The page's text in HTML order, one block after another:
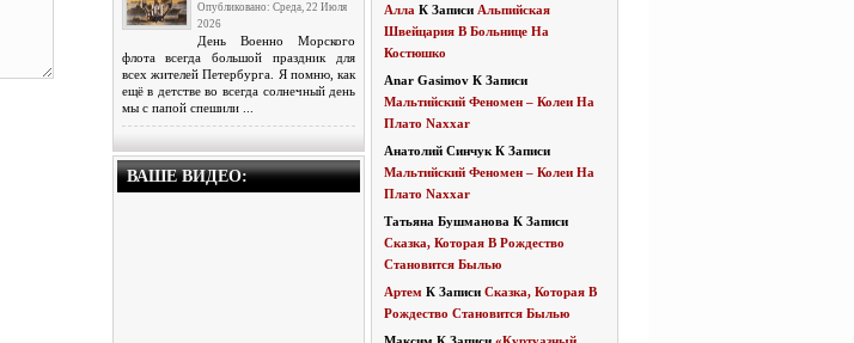
Опубликовано: Среда, 22 Июля
2026
День Военно Морского
флота всегда большой праздник для
всех жителей Петербурга. Я помню, как
ещё в детстве во всегда солнечный день
мы с папой спешили ...
ВАШЕ ВИДЕО:
Алла К Записи Альпийская
Швейцария В Больнице На
Костюшко
Anar GasimovК Записи
Мальтийский Феномен – Колеи На
Плато Naxxar
Анатолий СинчукК Записи
Мальтийский Феномен – Колеи На
Плато Naxxar
Татьяна Бушманова К Записи
Сказка, Которая В Рождество
Становится Былью
Артем К Записи Сказка, Которая В
Рождество Становится Былью